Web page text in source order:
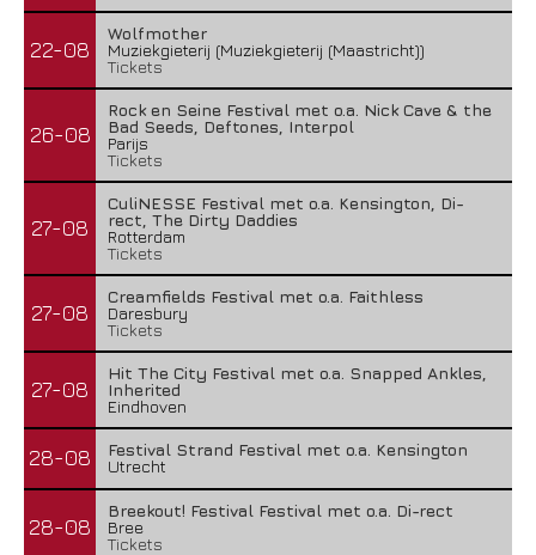
22-08
Wolfmother
Muziekgieterij (Muziekgieterij (Maastricht))
Tickets
26-08
Rock en Seine Festival met o.a. Nick Cave & the
Bad Seeds, Deftones, Interpol
Parijs
Tickets
27-08
CuliNESSE Festival met o.a. Kensington, Di-
rect, The Dirty Daddies
Rotterdam
Tickets
27-08
Creamfields Festival met o.a. Faithless
Daresbury
Tickets
27-08
Hit The City Festival met o.a. Snapped Ankles,
Inherited
Eindhoven
28-08
Festival Strand Festival met o.a. Kensington
Utrecht
28-08
Breekout! Festival Festival met o.a. Di-rect
Bree
Tickets